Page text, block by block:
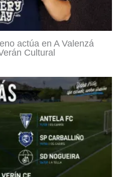
actúa en A Valenzá
Cultural